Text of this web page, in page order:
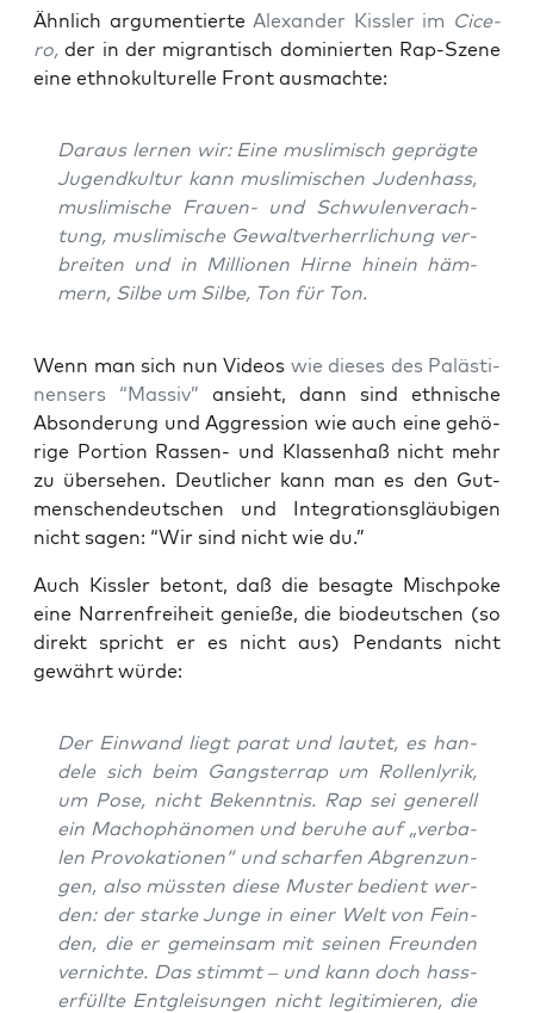
Ähn­lich argu­men­tier­teAlex­an­der Kiss­ler im Cice­
ro, der in der migran­tisch domi­nier­ten Rap-Sze­ne
eine eth­no­kul­tu­rel­le Front ausmachte:
Dar­aus ler­nen wir: Eine mus­li­misch gepräg­te
Jugend­kul­tur kann mus­li­mi­schen Juden­hass,
mus­li­mi­sche Frau­en- und Schwu­len­ver­ach­
tung, mus­li­mi­sche Gewalt­ver­herr­li­chung ver­
brei­ten und in Mil­lio­nen Hir­ne hin­ein häm­
mern, Sil­be um Sil­be, Ton für Ton.
Wenn man sich nun Vide­os wie die­ses des Paläs­ti­
nen­sers “Mas­siv” ansieht, dann sind eth­ni­sche
Abson­de­rung und Aggres­si­on wie auch eine gehö­
ri­ge Por­ti­on Ras­sen- und Klas­sen­haß nicht mehr
zu über­se­hen. Deut­li­cher kann man es den Gut­
men­schen­deut­schen und Inte­gra­ti­ons­gläu­bi­gen
nicht sagen: “Wir sind nicht wie du.”
Auch Kiss­ler betont, daß die besag­te Misch­po­ke
eine Nar­ren­frei­heit genie­ße, die bio­deut­schen (so
direkt spricht er es nicht aus) Pen­dants nicht
gewährt würde:
Der Ein­wand liegt parat und lau­tet, es han­
de­le sich beim Gangs­ter­rap um Rol­len­ly­rik,
um Pose, nicht Bekennt­nis. Rap sei gene­rell
ein Macho­phä­no­men und beru­he auf „ver­ba­
len Pro­vo­ka­tio­nen“ und schar­fen Abgren­zun­
gen, also müss­ten die­se Mus­ter bedient wer­
den: der star­ke Jun­ge in einer Welt von Fein­
den, die er gemein­sam mit sei­nen Freun­den
ver­nich­te. Das stimmt – und kann doch hass­
erfüll­te Ent­glei­sun­gen nicht legi­ti­mie­ren, die